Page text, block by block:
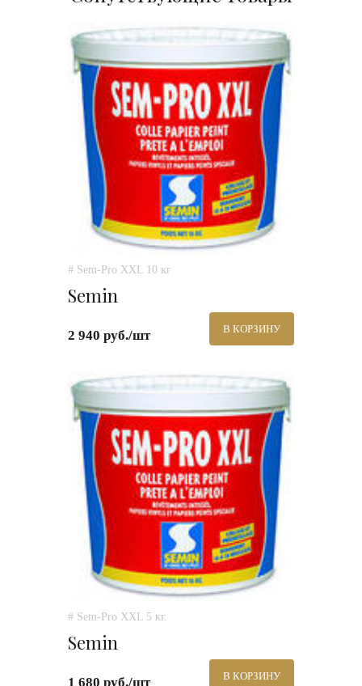
# Sem-Pro XXL 10 кг
Semin
2 940 руб./шт В КОРЗИНУ
# Sem-Pro XXL 5 кг.
Semin
1 680 руб./шт В КОРЗИНУ